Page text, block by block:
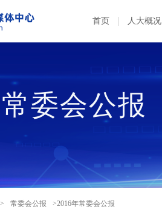
首页 人大概况
委会公报
> 常委会公报 >2016年常委会公报